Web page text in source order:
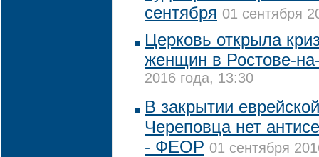
сентября 01 сентября
Церковь открыла
женщин в Ростове-
2016 года, 13:30
В закрытии
Череповца нет
- ФЕОР 01 сентября